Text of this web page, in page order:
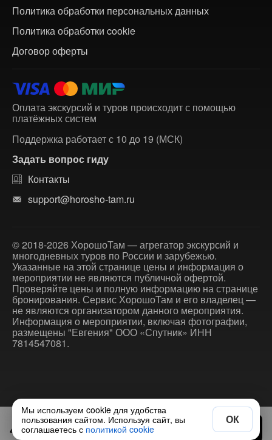
4500 ₽за экскурсию Выбрать дату
Политика обработки персональных данных
Политика обработки cookie
Договор оферты
Оплата экскурсий и туров происходит с помощью
платёжных систем
Поддержка работает с 10 до 19 (МСК)
Задать вопрос гиду
Контакты
support@horosho-tam.ru
© 2018-2026 ХорошоТам — агрегатор экскурсий и
многодневных туров по России и зарубежью.
Указанные на этой странице цены и информация о
мероприятии не являются публичной офертой.
Проверяйте цены и полную информацию на странице
бронирования. Сервис ХорошоТам и его владелец —
не являются организатором данного мероприятия.
Информация о мероприятии, включая фотографии,
размещены "Евгения" ООО «Спутник» ИНН
7814547081.
Мы используем cookie для удобства
пользования сайтом. Используя сайт, вы
соглашаетесь с политикой cookie
ОК